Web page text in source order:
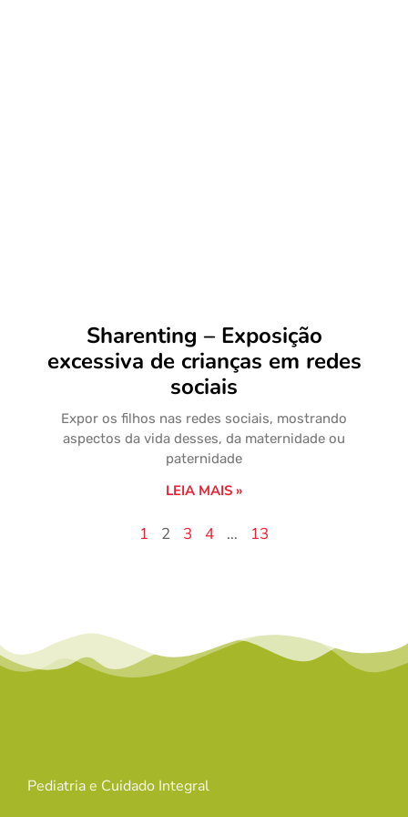
Sharenting – Exposição
excessiva de crianças em redes
sociais
Expor os filhos nas redes sociais, mostrando
aspectos da vida desses, da maternidade ou
paternidade
LEIA MAIS »
1 2 3 4 … 13
Pediatria e Cuidado Integral